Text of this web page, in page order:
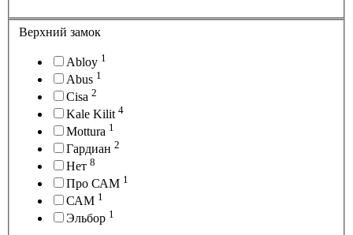
Верхний замок
Abloy 1
Abus 1
Cisa 2
Kale Kilit 4
Mottura 1
Гардиан 2
Нет 8
Про САМ 1
САМ 1
Эльбор 1